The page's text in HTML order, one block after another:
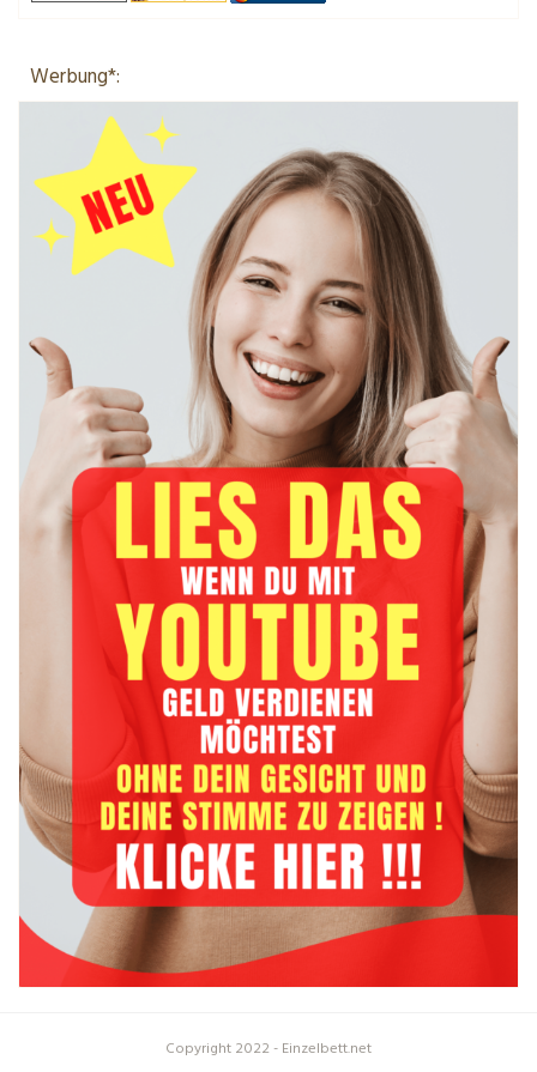
Werbung*:
Copyright 2022 - Einzelbett.net